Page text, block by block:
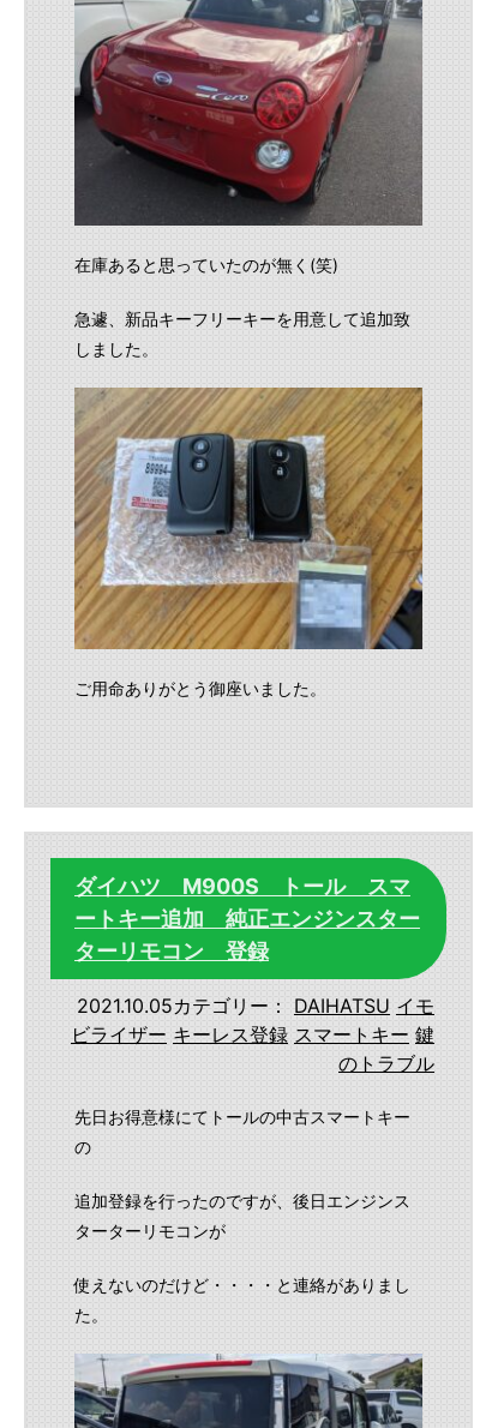
在庫あると思っていたのが無く(笑)
急遽、新品キーフリーキーを用意して追加致
しました。
ご用命ありがとう御座いました。
ダイハツ M900S トール スマ
ートキー追加 純正エンジンスター
ターリモコン 登録
2021.10.05カテゴリー： DAIHATSU イモ
ビライザー キーレス登録 スマートキー 鍵
のトラブル
先日お得意様にてトールの中古スマートキー
の
追加登録を行ったのですが、後日エンジンス
ターターリモコンが
使えないのだけど・・・・と連絡がありまし
た。